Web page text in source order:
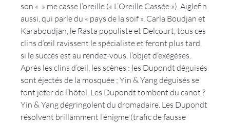
son « » me casse l’oreille (« L’Oreille Cassée »). Aiglefin
aussi, qui parle du « pays de la soif ». Carla Boudjan et
Karaboudjan, le Rasta populiste et Delcourt, tous ces
clins d’œil ravissent le spécialiste et feront plus tard,
si le succès est au rendez-vous, l’objet d’exégèses.
Après les clins d’œil, les scènes : les Dupondt déguisés
sont éjectés de la mosquée ; Yin & Yang déguisés se
font jeter de l’hôtel. Les Dupondt tombent du canot ?
Yin & Yang dégringolent du dromadaire. Les Dupondt
résolvent brillamment l’énigme (trafic de fausse